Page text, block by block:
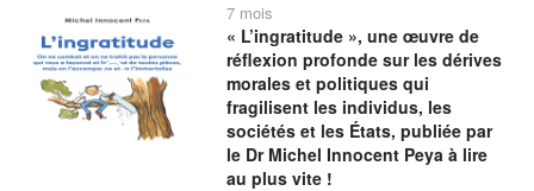
7 mois
« L’ingratitude », une œuvre de
réflexion profonde sur les dérives
morales et politiques qui
fragilisent les individus, les
sociétés et les États, publiée par
le Dr Michel Innocent Peya à lire
au plus vite !